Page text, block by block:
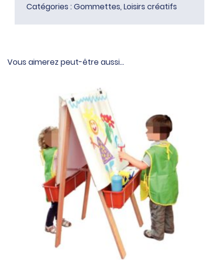
Catégories :Gommettes, Loisirs créatifs
Vous aimerez peut-être aussi…